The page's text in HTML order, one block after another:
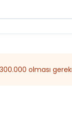
olması